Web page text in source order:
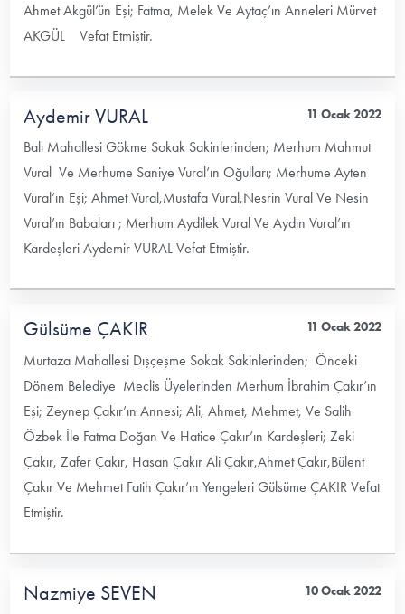
Ahmet Akgül’ün Eşi; Fatma, Melek Ve Aytaç’ın Anneleri Mürvet
AKGÜL Vefat Etmiştir.
Aydemir VURAL 11 Ocak 2022
Balı Mahallesi Gökme Sokak Sakinlerinden; Merhum Mahmut
Vural Ve Merhume Saniye Vural’ın Oğulları; Merhume Ayten
Vural’ın Eşi; Ahmet Vural,Mustafa Vural,Nesrin Vural Ve Nesin
Vural’ın Babaları ; Merhum Aydilek Vural Ve Aydın Vural’ın
Kardeşleri Aydemir VURAL Vefat Etmiştir.
Gülsüme ÇAKIR 11 Ocak 2022
Murtaza Mahallesi Dışçeşme Sokak Sakinlerinden; Önceki
Dönem Belediye Meclis Üyelerinden Merhum İbrahim Çakır’ın
Eşi; Zeynep Çakır’ın Annesi; Ali, Ahmet, Mehmet, Ve Salih
Özbek İle Fatma Doğan Ve Hatice Çakır’ın Kardeşleri; Zeki
Çakır, Zafer Çakır, Hasan Çakır Ali Çakır,Ahmet Çakır,Bülent
Çakır Ve Mehmet Fatih Çakır’ın Yengeleri Gülsüme ÇAKIR Vefat
Etmiştir.
Nazmiye SEVEN 10 Ocak 2022